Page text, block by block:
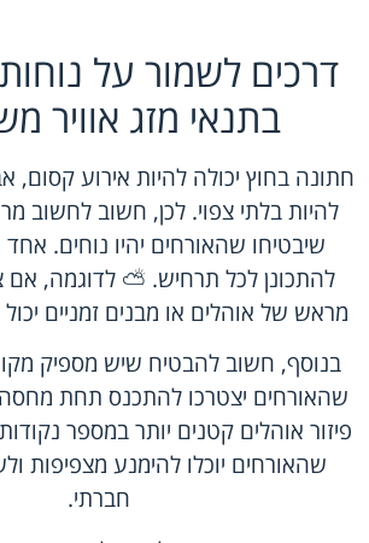
דרכים לשמור על
בתנאי מזג אוויר
חתונה בחוץ יכולה להיות אירוע קסום,
להיות בלתי צפוי. לכן, חשוב לחשוב
שיבטיחו שהאורחים יהיו נוחים.
להתכונן לכל תרחיש. ⛅️ לדוגמה, אם
מראש של אוהלים או מבנים זמניים
בנוסף, חשוב להבטיח שיש מספיק
שהאורחים יצטרכו להתכנס תחת
פיזור אוהלים קטנים יותר במספר
שהאורחים יוכלו להימנע מצפיפות
חברתי.